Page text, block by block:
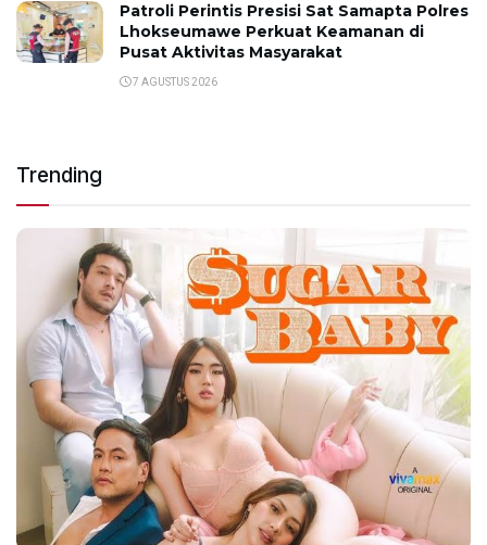
Patroli Perintis Presisi Sat Samapta Polres
Lhokseumawe Perkuat Keamanan di
Pusat Aktivitas Masyarakat
7 AGUSTUS 2026
Trending